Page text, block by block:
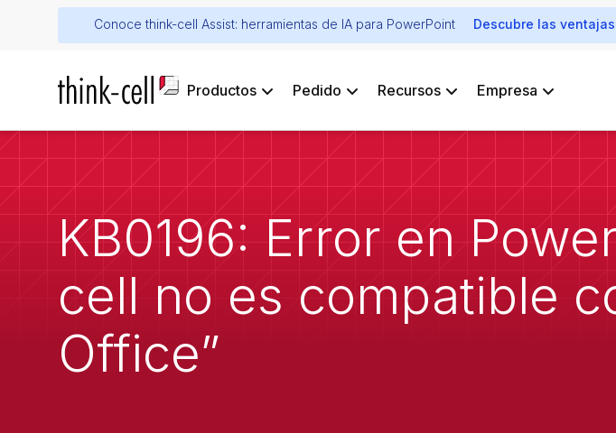
Conoce think-cell Assist: herramientas de IA para PowerPoint Descubre las ventajas
Productos Pedido Recursos Empresa
KB0196: Error en
cell no es compatible
Office”